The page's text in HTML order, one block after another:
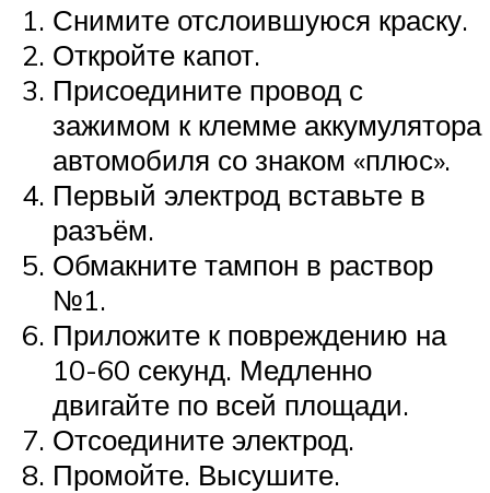
Снимите отслоившуюся краску.
Откройте капот.
Присоедините провод с
зажимом к клемме аккумулятора
автомобиля со знаком «плюс».
Первый электрод вставьте в
разъём.
Обмакните тампон в раствор
№1.
Приложите к повреждению на
10-60 секунд. Медленно
двигайте по всей площади.
Отсоедините электрод.
Промойте. Высушите.